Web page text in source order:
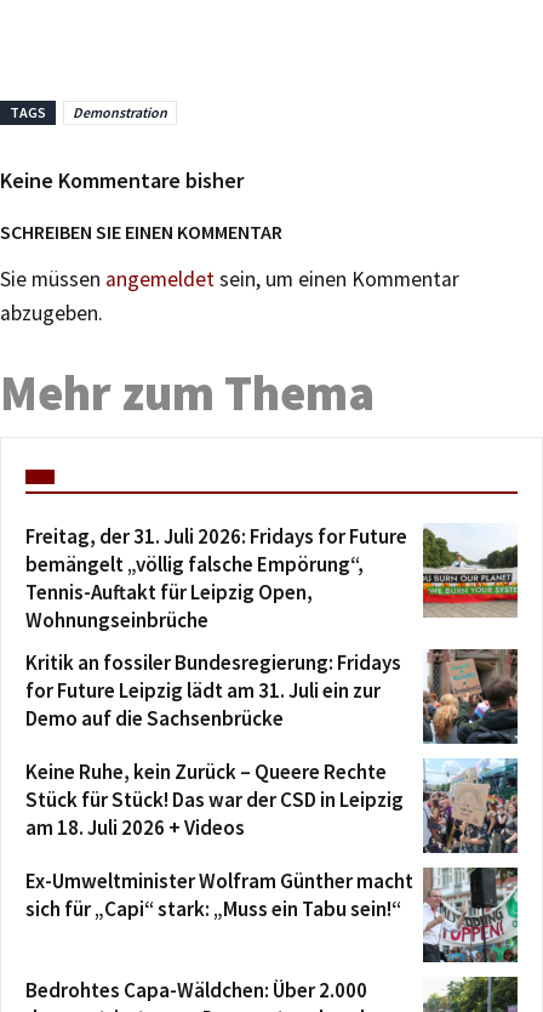
TAGS Demonstration
Keine Kommentare bisher
SCHREIBEN SIE EINEN KOMMENTAR
Sie müssen angemeldetsein, um einen Kommentar
abzugeben.
Mehr zum Thema
Freitag, der 31. Juli 2026: Fridays for Future
bemängelt „völlig falsche Empörung“,
Tennis-Auftakt für Leipzig Open,
Wohnungseinbrüche
Kritik an fossiler Bundesregierung: Fridays
for Future Leipzig lädt am 31. Juli ein zur
Demo auf die Sachsenbrücke
Keine Ruhe, kein Zurück – Queere Rechte
Stück für Stück! Das war der CSD in Leipzig
am 18. Juli 2026 + Videos
Ex-Umweltminister Wolfram Günther macht
sich für „Capi“ stark: „Muss ein Tabu sein!“
Bedrohtes Capa-Wäldchen: Über 2.000